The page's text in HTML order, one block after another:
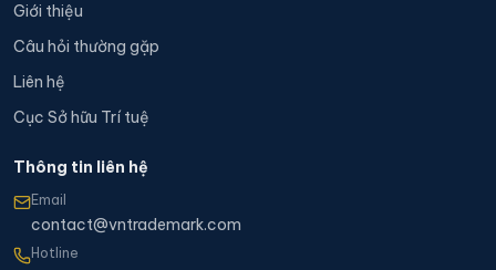
Giới thiệu
Câu hỏi thường gặp
Liên hệ
Cục Sở hữu Trí tuệ
Thông tin liên hệ
Email
contact@vntrademark.com
Hotline